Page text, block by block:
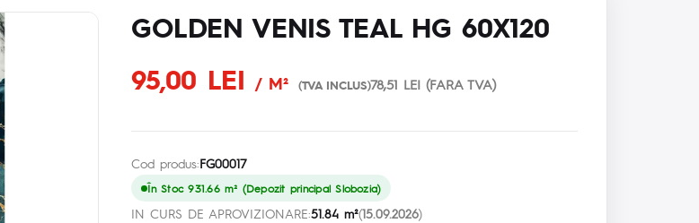
GOLDEN VENIS TEAL HG 60X120
95,00 LEI
/ M² (TVA INCLUS)78,51 LEI (FARA TVA)
Cod produs:FG00017
În Stoc 931.66 m² (Depozit principal Slobozia)
IN CURS DE APROVIZIONARE:51.84 m²(15.09.2026)